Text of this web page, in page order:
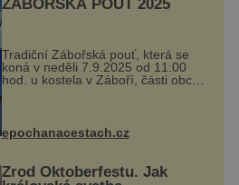
ZÁBOŘSKÁ POUŤ 2025
Tradiční Zábořská pouť, která se
koná v neděli 7.9.2025 od 11:00
hod. u kostela v Záboří, části obce
Kly u Mělníka. V programu
naleznete komentovanou prohlídku
atrakce...
epochanacestach.cz
Zrod Oktoberfestu. Jak